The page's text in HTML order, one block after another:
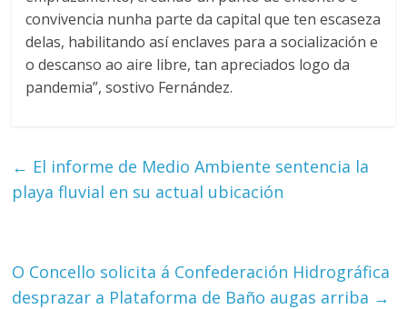
convivencia nunha parte da capital que ten escaseza
delas, habilitando así enclaves para a socialización e
o descanso ao aire libre, tan apreciados logo da
pandemia”, sostivo Fernández.
← El informe de Medio Ambiente sentencia la
playa fluvial en su actual ubicación
O Concello solicita á Confederación Hidrográfica
desprazar a Plataforma de Baño augas arriba →